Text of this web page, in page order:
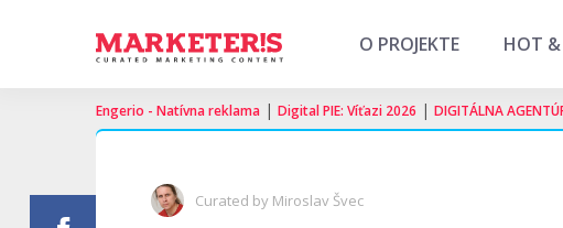
O PROJEKTE HOT
Engerio - Natívna reklama | Digital PIE: Víťazi 2026 | DIGITÁLNA
Curated by Miroslav Švec